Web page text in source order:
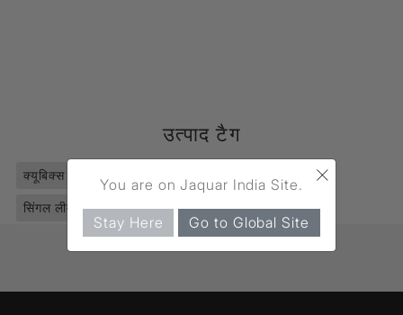
उत्पाद टैग
क्यूबिक्स प्राइम (531)
सिंगल लीवर(1295) टॉल बॉय(65)
×
You are on Jaquar India Site.
Stay Here Go to Global Site